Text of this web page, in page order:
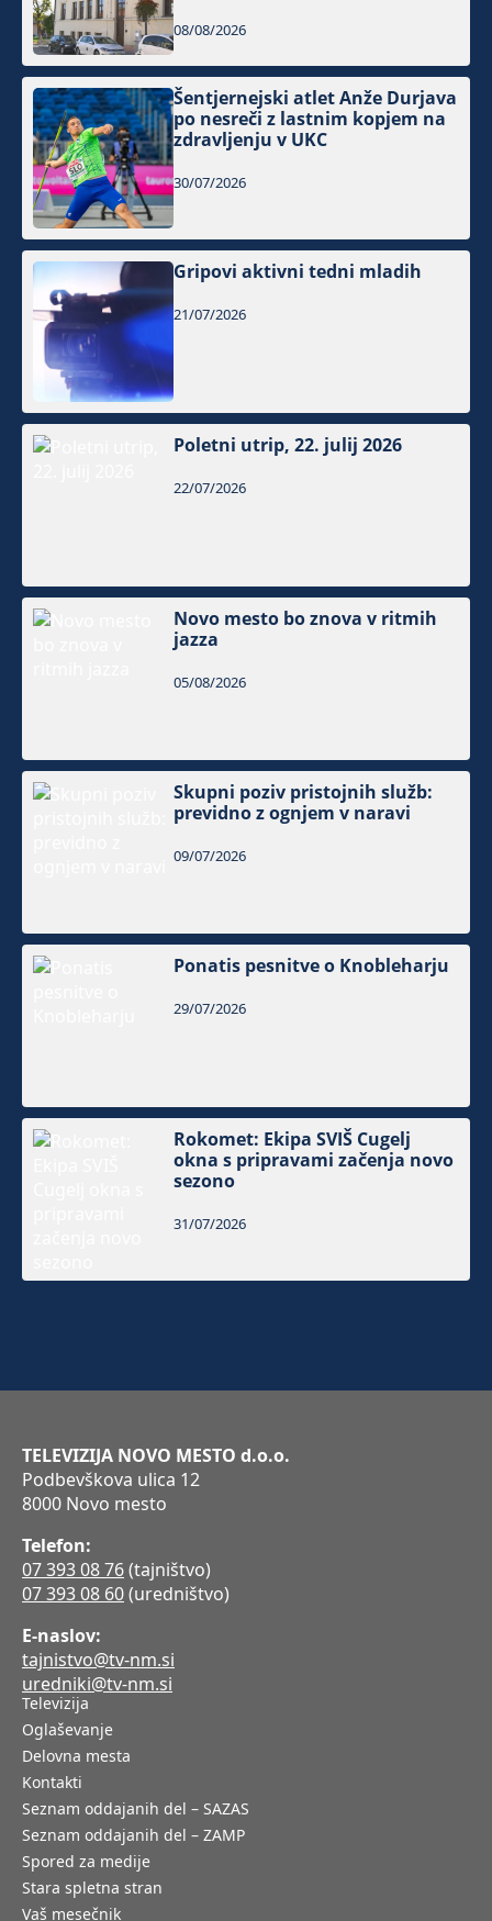
08/08/2026
Šentjernejski atlet Anže Durjava
po nesreči z lastnim kopjem na
zdravljenju v UKC
30/07/2026
Gripovi aktivni tedni mladih
21/07/2026
Poletni utrip, 22. julij 2026
22/07/2026
Novo mesto bo znova v ritmih
jazza
05/08/2026
Skupni poziv pristojnih služb:
previdno z ognjem v naravi
09/07/2026
Ponatis pesnitve o Knobleharju
29/07/2026
Rokomet: Ekipa SVIŠ Cugelj
okna s pripravami začenja novo
sezono
31/07/2026
TELEVIZIJA NOVO MESTO d.o.o.
Podbevškova ulica 12
8000 Novo mesto
Telefon:
07 393 08 76(tajništvo)
07 393 08 60(uredništvo)
E-naslov:
tajnistvo@tv-nm.si
uredniki@tv-nm.si
Televizija
Oglaševanje
Delovna mesta
Kontakti
Seznam oddajanih del – SAZAS
Seznam oddajanih del – ZAMP
Spored za medije
Stara spletna stran
Vaš mesečnik